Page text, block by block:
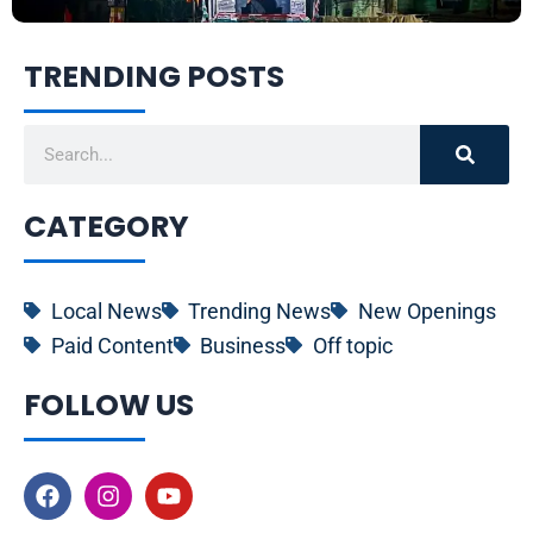
TRENDING POSTS
Search
CATEGORY
Local News Trending News
New Openings
Paid Content
Business Off topic
FOLLOW US
F
a
I
n
Y
o